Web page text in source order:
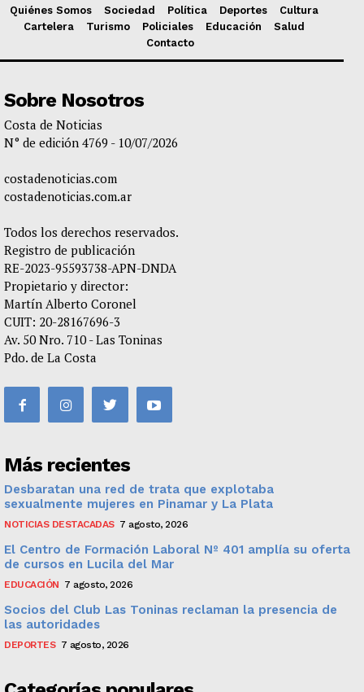
Quiénes Somos Sociedad Política Deportes
Cultura
Cartelera
Turismo Policiales Educación
Salud
Contacto
Sobre Nosotros
Costa de Noticias
N° de edición 4769 - 10/07/2026
costadenoticias.com
costadenoticias.com.ar
Todos los derechos reservados.
Registro de publicación
RE-2023-95593738-APN-DNDA
Propietario y director:
Martín Alberto Coronel
CUIT: 20-28167696-3
Av. 50 Nro. 710 - Las Toninas
Pdo. de La Costa
Más recientes
Desbaratan una red de trata que explotaba
sexualmente mujeres en Pinamar y La Plata
NOTICIAS DESTACADAS 7 agosto, 2026
El Centro de Formación Laboral Nº 401 amplía su oferta
de cursos en Lucila del Mar
EDUCACIÓN 7 agosto, 2026
Socios del Club Las Toninas reclaman la presencia de
las autoridades
DEPORTES 7 agosto, 2026